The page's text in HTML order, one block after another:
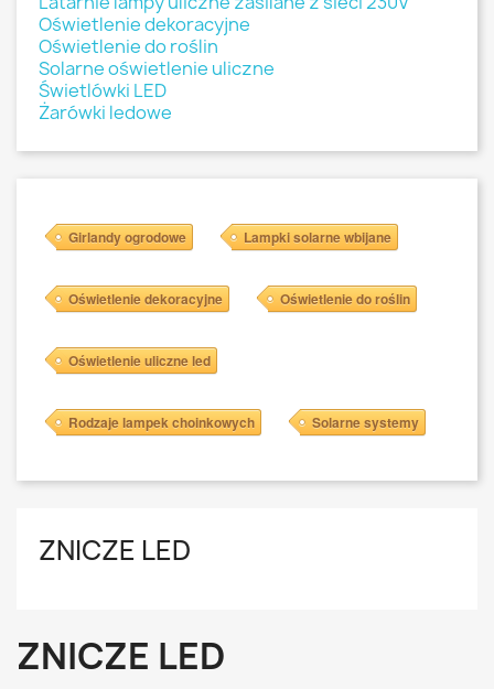
Oświetlenie dekoracyjne
Oświetlenie do roślin
Solarne oświetlenie uliczne
Świetlówki LED
Żarówki ledowe
Girlandy ogrodowe Lampki solarne wbijane
Oświetlenie dekoracyjne Oświetlenie do roślin
Oświetlenie uliczne led
Rodzaje lampek choinkowych Solarne systemy
ZNICZE LED
ZNICZE LED